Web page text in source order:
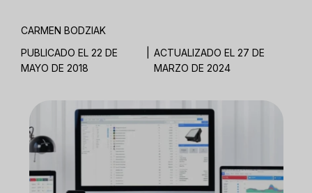
CARMEN BODZIAK
PUBLICADO EL 22 DE
MAYO DE 2018
ACTUALIZADO EL 27 DE
MARZO DE 2024